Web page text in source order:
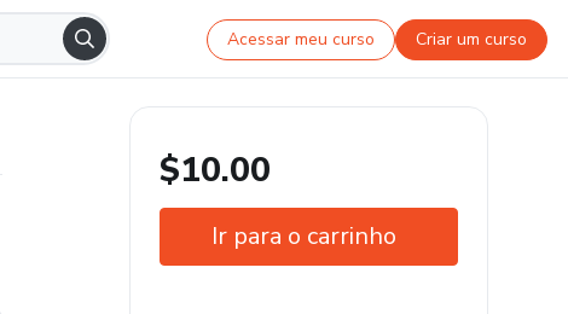
Acessar meu curso Criar um curso
$10.00
Ir para o carrinho